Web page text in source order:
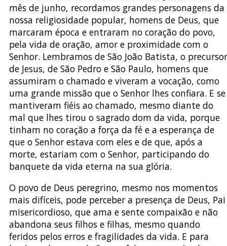
mês de junho, recordamos grandes personagens da
nossa religiosidade popular, homens de Deus, que
marcaram época e entraram no coração do povo,
pela vida de oração, amor e proximidade com o
Senhor. Lembramos de São João Batista, o precursor
de Jesus, de São Pedro e São Paulo, homens que
assumiram o chamado e viveram a vocação, como
uma grande missão que o Senhor lhes confiara. E se
mantiveram fiéis ao chamado, mesmo diante do
mal que lhes tirou o sagrado dom da vida, porque
tinham no coração a força da fé e a esperança de
que o Senhor estava com eles e de que, após a
morte, estariam com o Senhor, participando do
banquete da vida eterna na sua glória.
O povo de Deus peregrino, mesmo nos momentos
mais difíceis, pode perceber a presença de Deus, Pai
misericordioso, que ama e sente compaixão e não
abandona seus filhos e filhas, mesmo quando
feridos pelos erros e fragilidades da vida. E para